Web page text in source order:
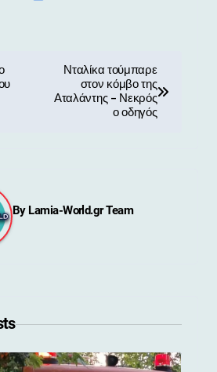
Νταλίκα τούμπαρε
στον κόμβο της
Αταλάντης – Νεκρός
ο οδηγός
By Lamia-World.gr Team